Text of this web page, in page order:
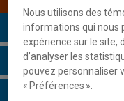
Présentation du
Conditions
Cours à suivre et
Nous utilisons des
informations qui nous
expérience sur le site,
d’analyser les
pouvez personnaliser
« Préférences ».